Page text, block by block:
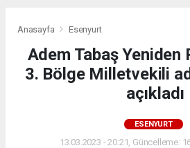
Anasayfa Esenyurt
Adem Tabaş
3. Bölge Milletvekili
açıkladı
ESENYURT
13.03.2023 - 20:21, Güncelleme: